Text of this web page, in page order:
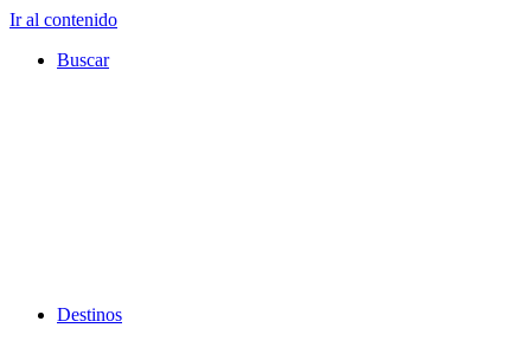
Ir al contenido
Buscar
Destinos